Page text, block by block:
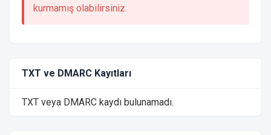
kurmamış olabilirsiniz.
TXT ve DMARC Kayıtları
TXT veya DMARC kaydı bulunamadı.